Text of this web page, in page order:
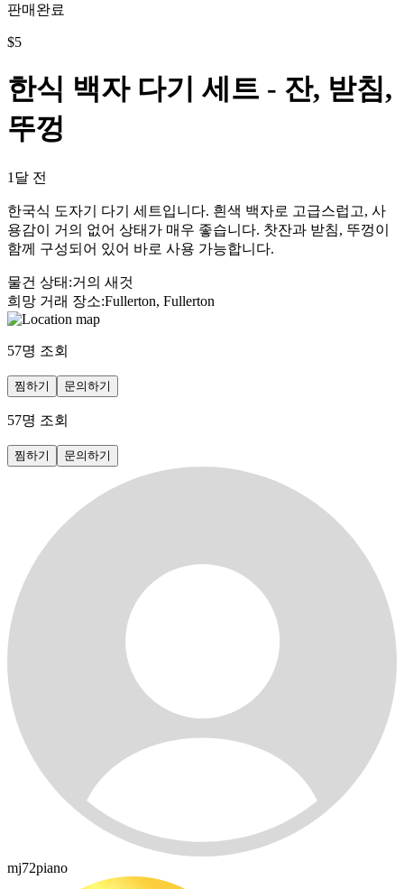
판매완료
$5
한식 백자 다기 세트 - 잔, 받침,
뚜껑
1달 전
한국식 도자기 다기 세트입니다. 흰색 백자로 고급스럽고, 사
용감이 거의 없어 상태가 매우 좋습니다. 찻잔과 받침, 뚜껑이
함께 구성되어 있어 바로 사용 가능합니다.
물건 상태 :거의 새것
희망 거래 장소:Fullerton, Fullerton
57명 조회
찜하기 문의하기
57명 조회
찜하기 문의하기
mj72piano